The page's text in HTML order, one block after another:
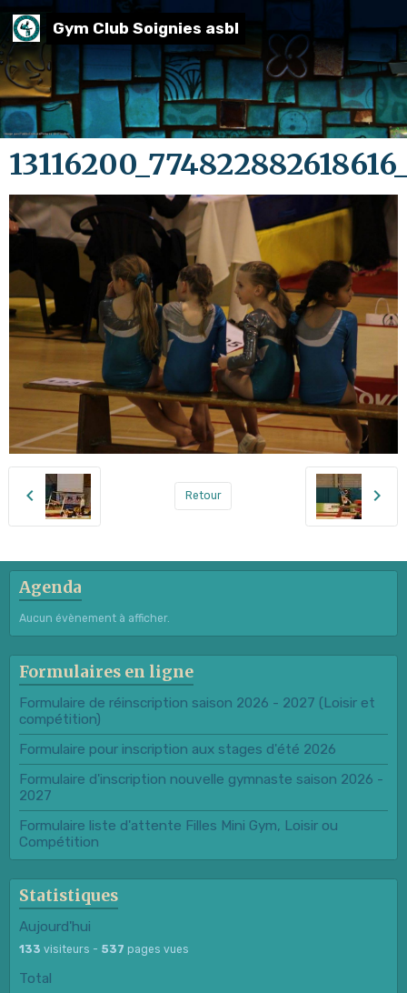
Gym Club Soignies asbl
Retour
Agenda
Aucun évènement à afficher.
Formulaires en ligne
Formulaire de réinscription saison 2026 - 2027 (Loisir et
compétition)
Formulaire pour inscription aux stages d'été 2026
Formulaire d'inscription nouvelle gymnaste saison 2026 -
2027
Formulaire liste d'attente Filles Mini Gym, Loisir ou
Compétition
Statistiques
Aujourd'hui
133 visiteurs - 537 pages vues
Total